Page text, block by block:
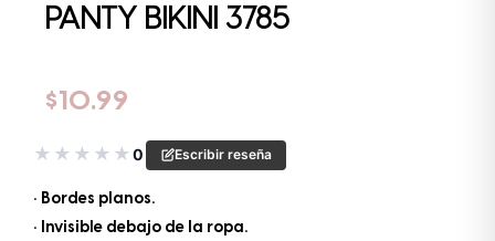
PANTY BIKINI 3785
$10.99
★ ★ ★ ★ ★0 Escribir reseña
• Bordes planos.
• Invisible debajo de la ropa.